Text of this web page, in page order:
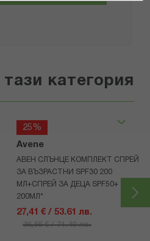
категория
25%
Avene
АВЕН СЛЪНЦЕ КОМПЛЕКТ СПРЕЙ
ЗА ВЪЗРАСТНИ SPF30 200
МЛ+СПРЕЙ ЗА ДЕЦА SPF50+
200МЛ*
27,41 € / 53.61 лв.
36,55 € / 71.49 лв.